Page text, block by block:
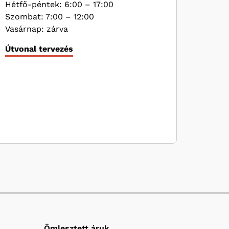
Hétfő-péntek: 6:00 – 17:00
Szombat: 7:00 – 12:00
Vasárnap: zárva
Útvonal tervezés